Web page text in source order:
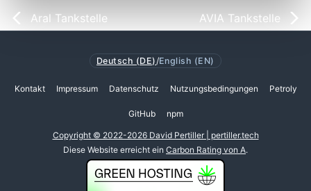
Aral Tankstelle AVIA Tankstelle
Deutsch (DE) /English (EN)
Kontakt Impressum Datenschutz Nutzungsbedingungen Petroly
GitHub npm
Copyright © 2022-2026 David Pertiller | pertiller.tech
Diese Website erreicht ein Carbon Rating von A.